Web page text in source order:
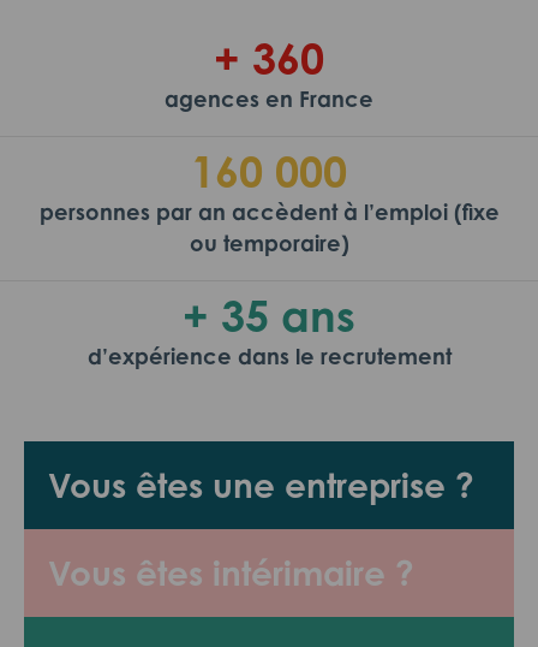
Vous êtes une entreprise ?
Vous êtes intérimaire ?
+ 360
agences en France
160 000
personnes par an accèdent à l’emploi (fixe
ou temporaire)
+ 35 ans
d’expérience dans le recrutement